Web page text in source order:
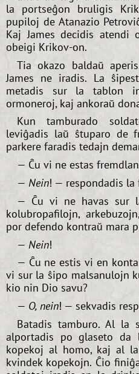
la portseĝon bruligis
pupiloj de Atanazio
Kaj James decidis atendi
obeigi Krikov-on.
Tia okazo baldaŭ
James ne iradis. La
metadis sur la tablon
ormoneroj, kaj ankoraŭ
Kun tamburado
leviĝadis laŭ ŝtuparo de
parkere faradis tedajn
— Ĉu vi ne estas
— Nein! — respondadis la
— Ĉu vi ne havas sur
kolubropafilojn,
por defendo kontraŭ mara
— Nein!
— Ĉu ne estis vi en
vi sur la ŝipo malsanulojn
kio nin Dio savu?
— O, nein! — sekvadis
Batadis tamburo. Al la
alportadis po glaseto da
kopekoj al homo, kaj al
kvindek kopekojn. Ĉio